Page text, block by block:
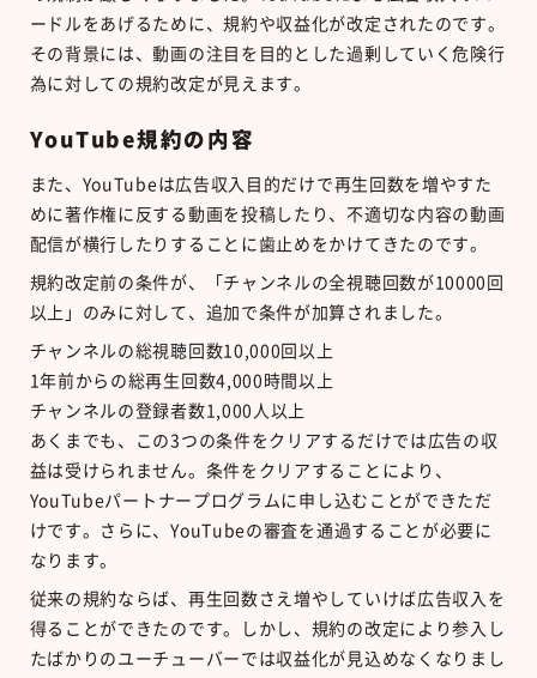
ードルをあげるために、規約や収益化が改定されたのです。
その背景には、動画の注目を目的とした過剰していく危険行
為に対しての規約改定が見えます。
YouTube規約の内容
また、YouTubeは広告収入目的だけで再生回数を増やすた
めに著作権に反する動画を投稿したり、不適切な内容の動画
配信が横行したりすることに歯止めをかけてきたのです。
規約改定前の条件が、「チャンネルの全視聴回数が10000回
以上」のみに対して、追加で条件が加算されました。
チャンネルの総視聴回数10,000回以上
1年前からの総再生回数4,000時間以上
チャンネルの登録者数1,000人以上
あくまでも、この3つの条件をクリアするだけでは広告の収
益は受けられません。条件をクリアすることにより、
YouTubeパートナープログラムに申し込むことができただ
けです。さらに、YouTubeの審査を通過することが必要に
なります。
従来の規約ならば、再生回数さえ増やしていけば広告収入を
得ることができたのです。しかし、規約の改定により参入し
たばかりのユーチューバーでは収益化が見込めなくなりまし